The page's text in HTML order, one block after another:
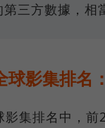
三方數據，相
影集排名
集排名中，前